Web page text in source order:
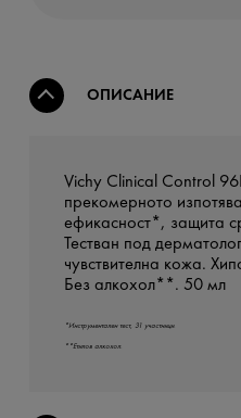
ОПИСАНИЕ
Vichy Clinical Control
прекомерното
ефикасност*, защита
Тестван под
чувствителна кожа.
Без алкохол**. 50 мл
*Инструментален тест, 31 участници.
**Етилов алкохол.